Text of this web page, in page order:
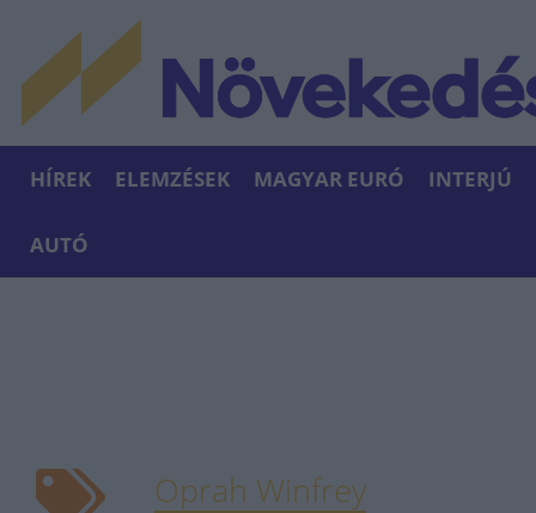
HÍREK ELEMZÉSEK MAGYAR EURÓ INTERJÚ
AUTÓ
Oprah Winfrey